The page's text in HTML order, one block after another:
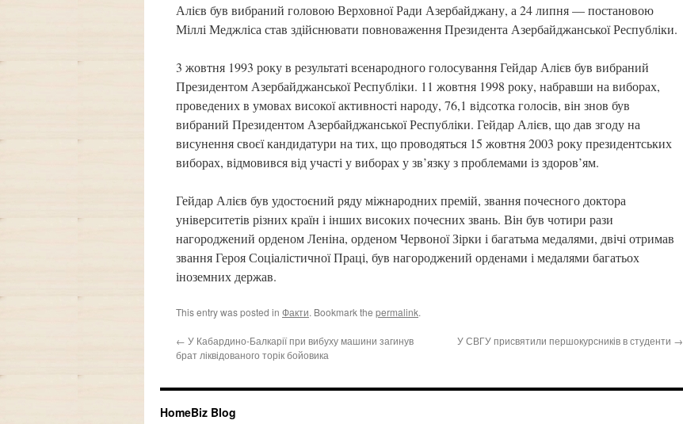
Алієв був вибраний головою Верховної Ради Азербайджану, а 24 липня — постановою
Міллі Меджліса став здійснювати повноваження Президента Азербайджанської Республіки.
3 жовтня 1993 року в результаті всенародного голосування Гейдар Алієв був вибраний
Президентом Азербайджанської Республіки. 11 жовтня 1998 року, набравши на виборах,
проведених в умовах високої активності народу, 76,1 відсотка голосів, він знов був
вибраний Президентом Азербайджанської Республіки. Гейдар Алієв, що дав згоду на
висунення своєї кандидатури на тих, що проводяться 15 жовтня 2003 року президентських
виборах, відмовився від участі у виборах у зв’язку з проблемами із здоров’ям.
Гейдар Алієв був удостоєний ряду міжнародних премій, звання почесного доктора
університетів різних країн і інших високих почесних звань. Він був чотири рази
нагороджений орденом Леніна, орденом Червоної Зірки і багатьма медалями, двічі отримав
звання Героя Соціалістичної Праці, був нагороджений орденами і медалями багатьох
іноземних держав.
This entry was posted in Факти. Bookmark the permalink.
← У Кабардино-Балкарії при вибуху машини загинув
брат ліквідованого торік бойовика
У СВГУ присвятили першокурсників в студенти →
HomeBiz Blog